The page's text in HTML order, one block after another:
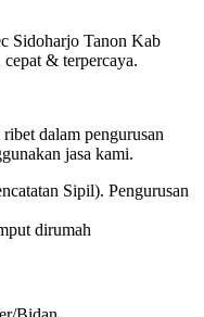
Sidoharjo Tanon Kab
cepat & terpercaya.
dalam pengurusan
jasa kami.
Sipil). Pengurusan
dirumah